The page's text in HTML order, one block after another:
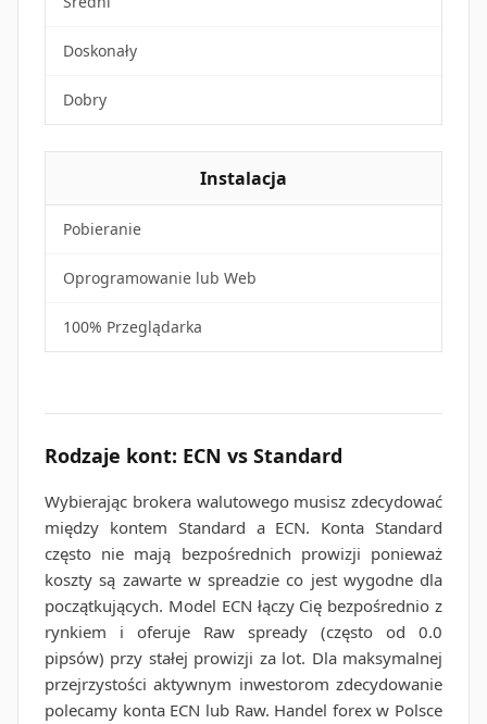
Doskonały
Dobry
Instalacja
Pobieranie
Oprogramowanie lub Web
100% Przeglądarka
Rodzaje kont: ECN vs Standard
Wybierając brokera walutowego musisz zdecydować
między kontem Standard a ECN. Konta Standard
często nie mają bezpośrednich prowizji ponieważ
koszty są zawarte w spreadzie co jest wygodne dla
początkujących. Model ECN łączy Cię bezpośrednio z
rynkiem i oferuje Raw spready (często od 0.0
pipsów) przy stałej prowizji za lot. Dla maksymalnej
przejrzystości aktywnym inwestorom zdecydowanie
polecamy konta ECN lub Raw. Handel forex w Polsce